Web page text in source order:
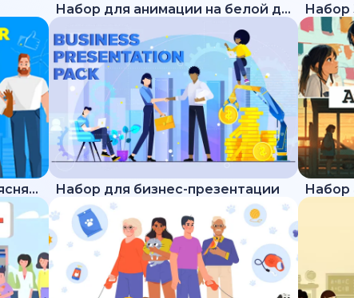
Набор для анимации на белой доске
Набор для трендового объясняющего ролика Набор для бизнес-презентации Набор